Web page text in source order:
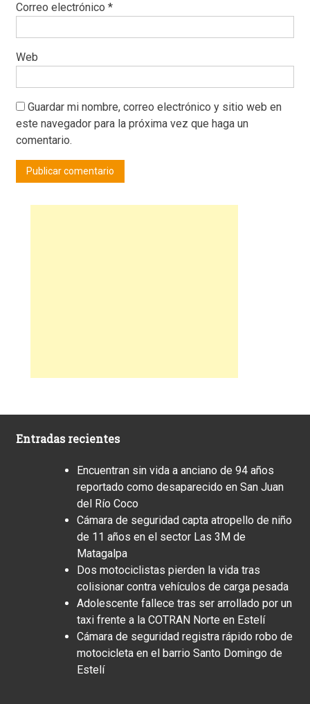
Correo electrónico *
Web
Guardar mi nombre, correo electrónico y sitio web en
este navegador para la próxima vez que haga un
comentario.
Entradas recientes
Encuentran sin vida a anciano de 94 años
reportado como desaparecido en San Juan
del Río Coco
Cámara de seguridad capta atropello de niño
de 11 años en el sector Las 3M de
Matagalpa
Dos motociclistas pierden la vida tras
colisionar contra vehículos de carga pesada
Adolescente fallece tras ser arrollado por un
taxi frente a la COTRAN Norte en Estelí
Cámara de seguridad registra rápido robo de
motocicleta en el barrio Santo Domingo de
Estelí